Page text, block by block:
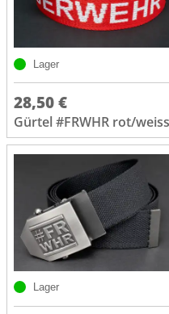
Lager
28,50 €
Gürtel #FRWHR rot/weiss
Lager